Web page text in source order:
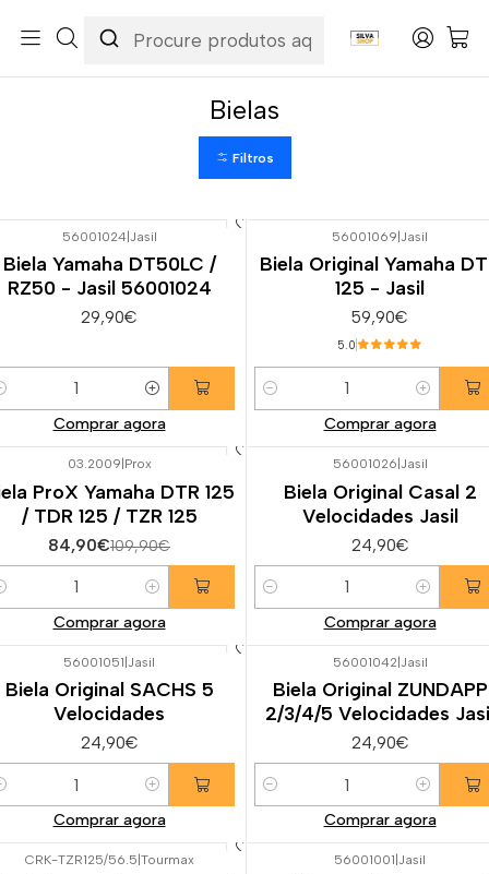
Motor & Transmissão
Bielas
Bielas
Filtros
56001024|Jasil
Biela Yamaha DT50LC /
RZ50 - Jasil 56001024
29,90€
Comprar agora
56001069|Jasil
Biela Original Yamaha
125 - Jasil
59,90€
5.0
Quantidade
Comprar agora
03.2009 Prox
ProX Yamaha DTR 125
/ TDR 125 / TZR 125
84,90€109,90€
Comprar agora
56001026 Jasil
Biela Original Casal 2
Velocidades Jasil
24,90€
Quantidade
Comprar agora
56001051|Jasil
Biela Original SACHS 5
Velocidades
24,90€
Comprar agora
56001042|Jasil
Biela Original ZUNDAPP
2/3/4/5 Velocidades
24,90€
Quantidade
Comprar agora
CRK-TZR125/56.5 Tourmax 56001001 Jasil